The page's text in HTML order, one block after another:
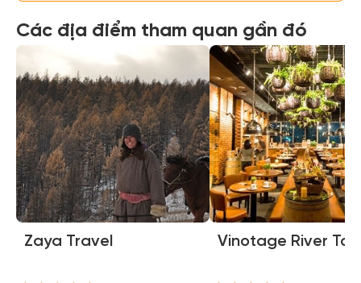
Các địa điểm tham quan gần đó
Zaya Travel Vinotage River